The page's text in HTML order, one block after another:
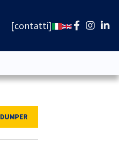
contatti
DUMPER